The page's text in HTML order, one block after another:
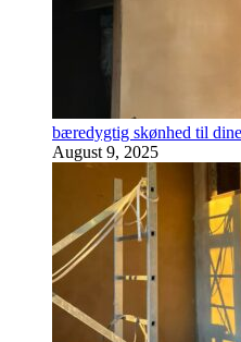
bæredygtig skønhed til
August 9, 2025